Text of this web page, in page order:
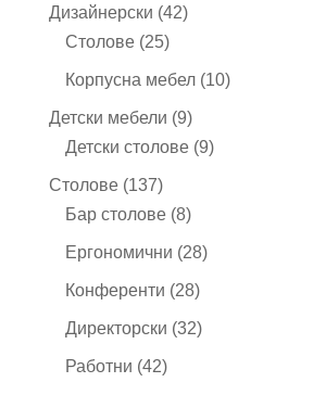
Дизайнерски 4242
Столове 2525
продукта
Корпусна мебел 1010
Детски мебели 99
продукта
Детски столове 99
Столове 137137
продукта
Бар столове 88
продукта
Ергономични 2828
Конференти 2828
продукта
Директорски 3232
Работни 4242